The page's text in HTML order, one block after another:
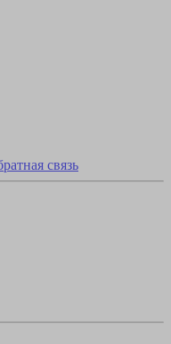
связь